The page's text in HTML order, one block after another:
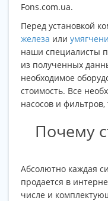
Fons.com.ua.
Перед установкой
железа или
наши специалисты
из полученных
необходимое
стоимость. Все
насосов и
Почему
Абсолютно каждая
продается в
числе и